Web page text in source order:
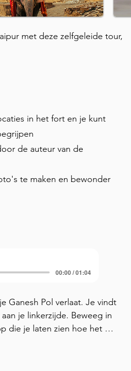
met deze zelfgeleide tour,
in het fort en je kunt
de auteur van de
te maken en bewonder
00:00 / 01:04
Ganesh Pol verlaat. Je vindt
je linkerzijde. Beweeg in
die je laten zien hoe het
alleen met naaste en
de Sheesh Mahal is